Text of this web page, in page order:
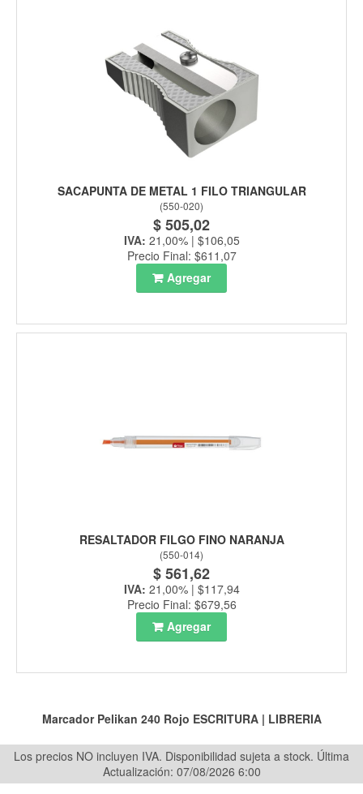
SACAPUNTA DE METAL 1 FILO TRIANGULAR
(550-020)
$ 505,02
IVA: 21,00% | $106,05
Precio Final: $611,07
Agregar
RESALTADOR FILGO FINO NARANJA
(550-014)
$ 561,62
IVA: 21,00% | $117,94
Precio Final: $679,56
Agregar
Marcador Pelikan 240 Rojo ESCRITURA| LIBRERIA
Los precios NO incluyen IVA. Disponibilidad sujeta a stock. Última
Actualización: 07/08/2026 6:00